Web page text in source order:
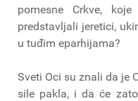
pomesne Crkve,
predstavljali jeretici,
u tuđim eparhijama?
Sveti Oci su znali da je
sile pakla, i da će